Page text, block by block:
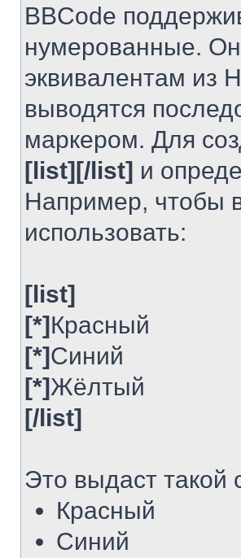
BBCode
нумерованные.
эквивалентам из
выводятся
маркером. Для
[list][/list] и
Например, чтобы
использовать:
[list]
[*]Красный
[*]Синий
[*]Жёлтый
[/list]
Это выдаст такой
Красный
Синий